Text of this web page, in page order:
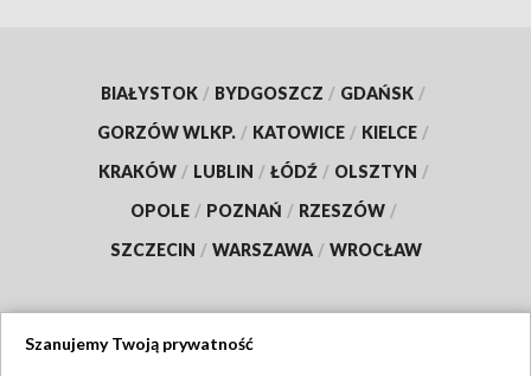
BIAŁYSTOK / BYDGOSZCZ / GDAŃSK /
GORZÓW WLKP. / KATOWICE / KIELCE /
KRAKÓW / LUBLIN / ŁÓDŹ / OLSZTYN /
OPOLE / POZNAŃ / RZESZÓW /
SZCZECIN / WARSZAWA / WROCŁAW
Szanujemy Twoją prywatność